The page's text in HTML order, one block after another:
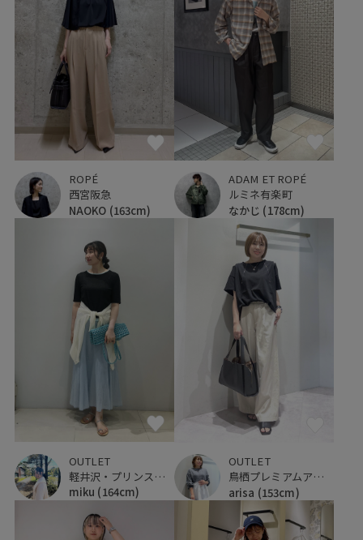
ROPÉ
西宮阪急
NAOKO (163cm)
ADAM ET ROPÉ
ルミネ有楽町
なかじ (178cm)
OUTLET
軽井沢・プリンスショッピングプラザ
miku (164cm)
OUTLET
鳥栖プレミアムアウトレット
arisa (153cm)